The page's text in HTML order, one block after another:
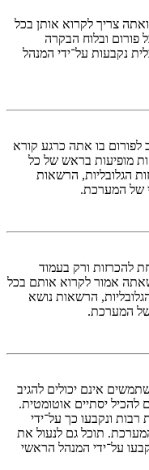
צריך לקרוא אותן בכל
פורום ובלוח הבקרה
נקבעות על־ידי המנהל
לפורום בו אתה כרגע קורא
מופיעות בראש של כל
הגלובליות, הרשאות
של המערכת.
להכרזות ורק בעמוד
אמור לקרוא אותם בכל
הרשאות נושא
של המערכת.
אינם יכולים להגיב
להכיל יסתיים אוטומטית.
רבות ונקבעו כך על־ידי
תוכל גם לנעול את
על־ידי המנהל הראשי